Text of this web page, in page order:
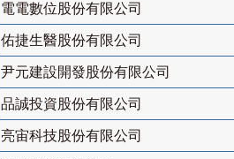
電電數位股份有限公司
佑捷生醫股份有限公司
尹元建設開發股份有限公司
品誠投資股份有限公司
亮宙科技股份有限公司